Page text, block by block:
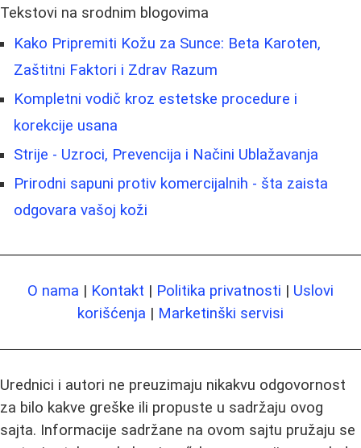
Tekstovi na srodnim blogovima
Kako Pripremiti Kožu za Sunce: Beta Karoten,
Zaštitni Faktori i Zdrav Razum
Kompletni vodič kroz estetske procedure i
korekcije usana
Strije - Uzroci, Prevencija i Načini Ublažavanja
Prirodni sapuni protiv komercijalnih - šta zaista
odgovara vašoj koži
O nama | Kontakt | Politika privatnosti | Uslovi
korišćenja | Marketinški servisi
Urednici i autori ne preuzimaju nikakvu odgovornost
za bilo kakve greške ili propuste u sadržaju ovog
sajta. Informacije sadržane na ovom sajtu pružaju se